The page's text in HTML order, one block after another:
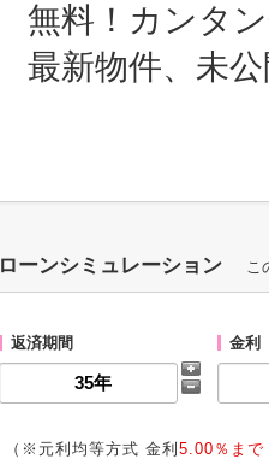
無料！カンタ
最新物件、未
ローンシミュレーション こ
返済期間 金利
（※元利均等方式 金利 5.00％まで